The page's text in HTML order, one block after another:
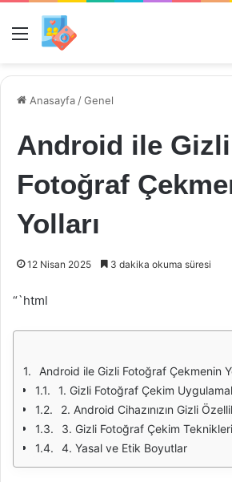
Menü
Anasayfa /Genel
Android ile Gizli
Fotoğraf
Yolları
12 Nisan 2025 3 dakika okuma süresi
“`html
Android ile Gizli Fotoğraf Çekmenin
1. Gizli Fotoğraf Çekim
2. Android Cihazınızın Gizli
3. Gizli Fotoğraf Çekim Teknikleri
4. Yasal ve Etik Boyutlar